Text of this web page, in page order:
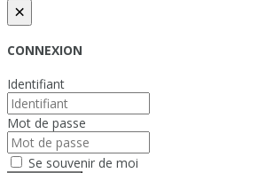
×
CONNEXION
Identifiant
Mot de passe
Se souvenir de moi